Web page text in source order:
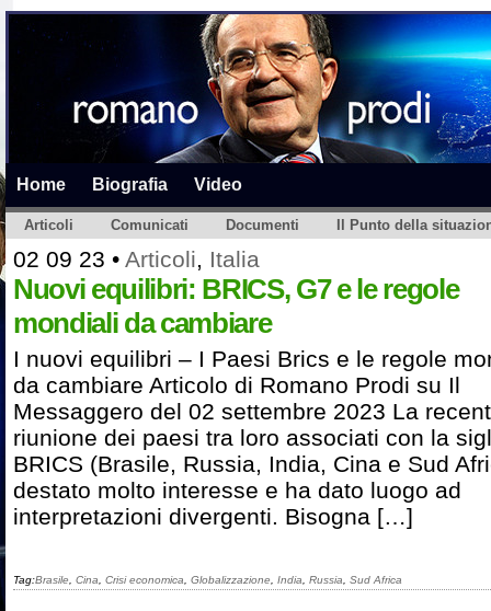
Home Biografia Video
Articoli Comunicati Documenti Il Punto della
02 09 23 • Articoli, Italia
Nuovi equilibri: BRICS, G7 e le regole
mondiali da cambiare
I nuovi equilibri – I Paesi Brics e le regole
da cambiare Articolo di Romano Prodi su Il
Messaggero del 02 settembre 2023 La
riunione dei paesi tra loro associati con la
BRICS (Brasile, Russia, India, Cina e Sud
destato molto interesse e ha dato luogo ad
interpretazioni divergenti. Bisogna […]
Tag:Brasile Cina Crisi economica Globalizzazione India Russia Sud Africa